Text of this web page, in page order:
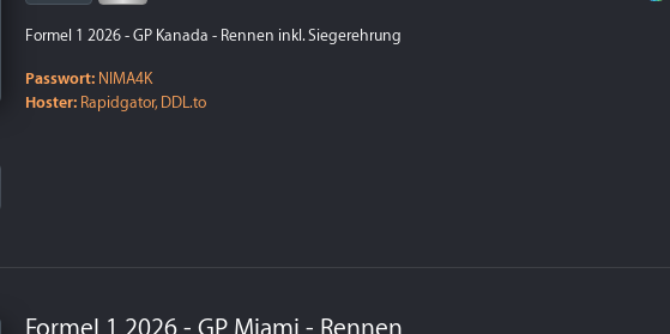
Formel 1 2026 - GP Kanada - Rennen inkl. Siegerehrung
Passwort: NIMA4K
Hoster: Rapidgator, DDL.to